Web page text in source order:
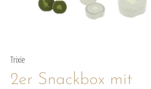
Trixie
2er Snackbox mit